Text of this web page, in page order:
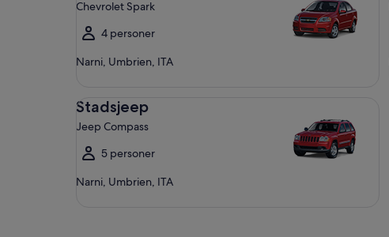
Chevrolet Spark
4 personer
Narni, Umbrien, ITA
Stadsjeep
Jeep Compass
5 personer
Narni, Umbrien, ITA